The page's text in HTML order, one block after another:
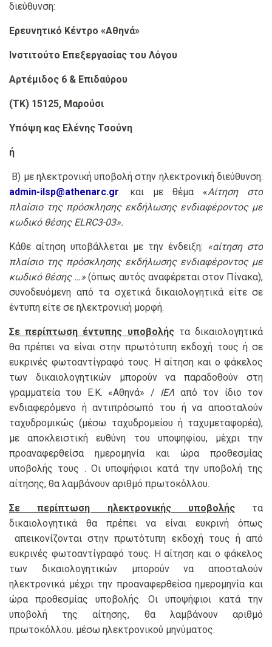
διεύθυνση:
Ερευνητικό Κέντρο «Αθηνά»
Ινστιτούτο Επεξεργασίας του Λόγου
Αρτέμιδος 6 & Επιδαύρου
(ΤΚ) 15125, Μαρούσι
Υπόψη κας Ελένης Τσούνη
ή
Β) με ηλεκτρονική υποβολή στην ηλεκτρονική διεύθυνση:
admin-ilsp@athenarc.gr. και με θέμα «Αίτηση στο
πλαίσιο της πρόσκλησης εκδήλωσης ενδιαφέροντος με
κωδικό θέσης ELRC3-03».
Κάθε αίτηση υποβάλλεται με την ένδειξη: «αίτηση στο
πλαίσιο της πρόσκλησης εκδήλωσης ενδιαφέροντος με
κωδικό θέσης …» (όπως αυτός αναφέρεται στον Πίνακα),
συνοδευόμενη από τα σχετικά δικαιολογητικά είτε σε
έντυπη είτε σε ηλεκτρονική μορφή.
Σε περίπτωση έντυπης υποβολήςτα δικαιολογητικά
θα πρέπει να είναι στην πρωτότυπη εκδοχή τους ή σε
ευκρινές φωτοαντίγραφό τους. Η αίτηση και ο φάκελος
των δικαιολογητικών μπορούν να παραδοθούν στη
γραμματεία του Ε.Κ. «Αθηνά» / ΙΕΛ από τον ίδιο τον
ενδιαφερόμενο ή αντιπρόσωπό του ή να αποσταλούν
ταχυδρομικώς (μέσω ταχυδρομείου ή ταχυμεταφορέα),
με αποκλειστική ευθύνη του υποψηφίου, μέχρι την
προαναφερθείσα ημερομηνία και ώρα προθεσμίας
υποβολής τους . Οι υποψήφιοι κατά την υποβολή της
αίτησης, θα λαμβάνουν αριθμό πρωτοκόλλου.
Σε περίπτωση ηλεκτρονικής υποβολήςτα
δικαιολογητικά θα πρέπει να είναι ευκρινή όπως
απεικονίζονται στην πρωτότυπη εκδοχή τους ή από
ευκρινές φωτοαντίγραφό τους. Η αίτηση και ο φάκελος
των δικαιολογητικών μπορούν να αποσταλούν
ηλεκτρονικά μέχρι την προαναφερθείσα ημερομηνία και
ώρα προθεσμίας υποβολής. Οι υποψήφιοι κατά την
υποβολή της αίτησης, θα λαμβάνουν αριθμό
πρωτοκόλλου. μέσω ηλεκτρονικού μηνύματος.